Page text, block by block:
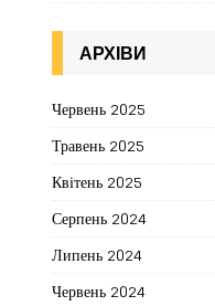
АРХІВИ
Червень 2025
Травень 2025
Квітень 2025
Серпень 2024
Липень 2024
Червень 2024